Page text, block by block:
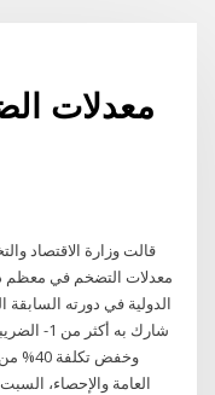
معدلات
قالت وزارة الاقتصاد
معدلات التضخم في معظم
شارك به
وخفض
العامة والإحصاء،